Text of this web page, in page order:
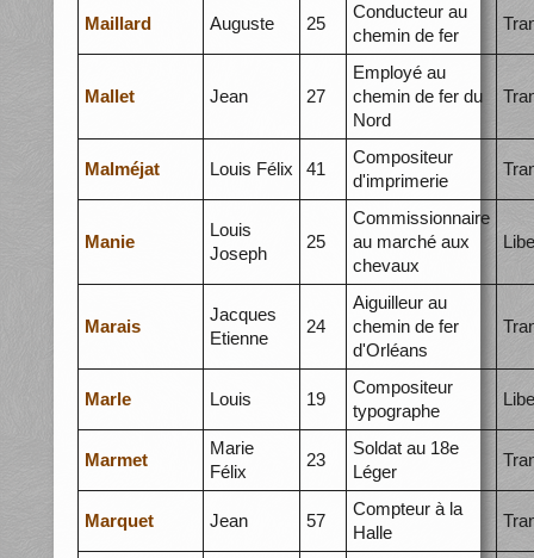
Maillard Auguste 25
Conducteur au
chemin de fer
Mallet Jean 27
Employé au
chemin de fer du
Nord
Malméjat Louis Félix 41
Compositeur
d'imprimerie
Manie
Louis
Joseph
25
Commissionnaire
au marché aux
chevaux
Marais
Jacques
Etienne
24
Aiguilleur au
chemin de fer
d'Orléans
Marle Louis 19
Compositeur
typographe
Marmet
Marie
Félix
23
Soldat au 18e
Léger
Marquet Jean 57
Compteur à la
Halle